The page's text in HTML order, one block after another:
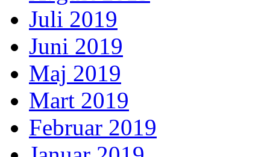
Juli 2019
Juni 2019
Maj 2019
Mart 2019
Februar 2019